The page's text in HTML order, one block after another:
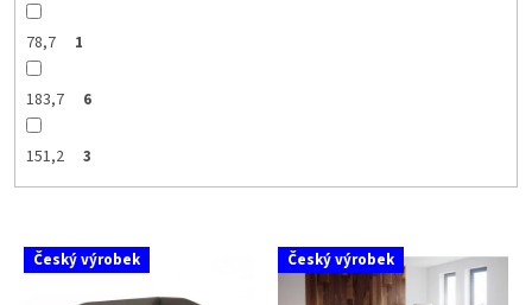
78,7 1
183,7 6
151,2 3
V Český výrobek Český výrobek